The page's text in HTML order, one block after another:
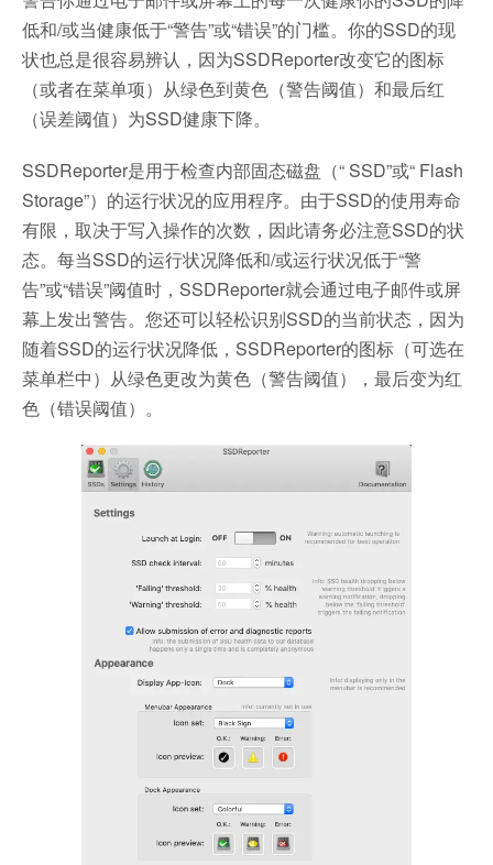
低和/或当健康低于“警告”或“错误”的门槛。你的SSD的现
状也总是很容易辨认，因为SSDReporter改变它的图标
（或者在菜单项）从绿色到黄色（警告阈值）和最后红
（误差阈值）为SSD健康下降。
SSDReporter是用于检查内部固态磁盘（“ SSD”或“ Flash
Storage”）的运行状况的应用程序。由于SSD的使用寿命
有限，取决于写入操作的次数，因此请务必注意SSD的状
态。每当SSD的运行状况降低和/或运行状况低于“警
告”或“错误”阈值时，SSDReporter就会通过电子邮件或屏
幕上发出警告。您还可以轻松识别SSD的当前状态，因为
随着SSD的运行状况降低，SSDReporter的图标（可选在
菜单栏中）从绿色更改为黄色（警告阈值），最后变为红
色（错误阈值）。